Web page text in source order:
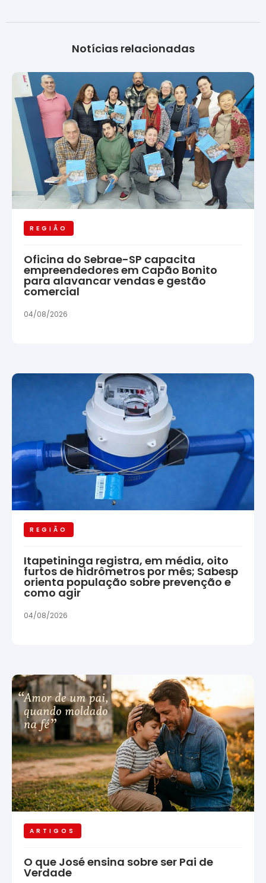
Notícias relacionadas
REGIÃO
Oficina do Sebrae-SP capacita
empreendedores em Capão Bonito
para alavancar vendas e gestão
comercial
04/08/2026
REGIÃO
Itapetininga registra, em média, oito
furtos de hidrômetros por mês; Sabesp
orienta população sobre prevenção e
como agir
04/08/2026
ARTIGOS
O que José ensina sobre ser Pai de
Verdade